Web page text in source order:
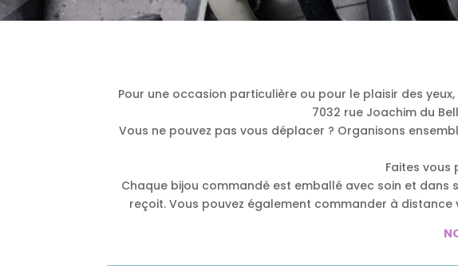
Pour une occasion particulière ou pour le plaisir des
7032 rue Joachim du
Vous ne pouvez pas vous déplacer ? Organisons
Faites vous
Chaque bijou commandé est emballé avec soin et
reçoit. Vous pouvez également commander à distance